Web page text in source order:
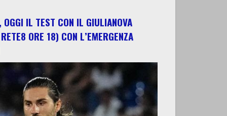
OGGI IL TEST CON IL GIULIANOVA
ORE 18) CON L’EMERGENZA